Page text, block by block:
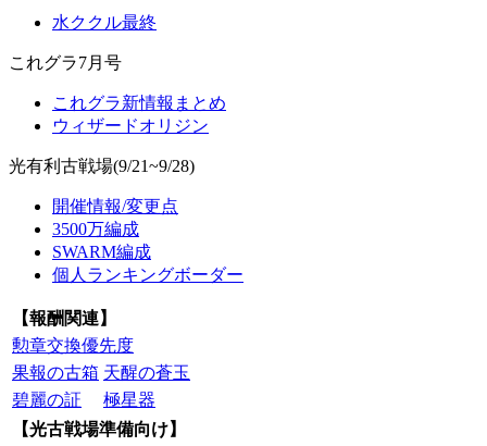
水ククル最終
これグラ7月号
これグラ新情報まとめ
ウィザードオリジン
光有利古戦場(9/21~9/28)
開催情報/変更点
3500万編成
SWARM編成
個人ランキングボーダー
【報酬関連】
勲章交換優先度
果報の古箱 天醒の蒼玉
碧麗の証
極星器
【光古戦場準備向け】